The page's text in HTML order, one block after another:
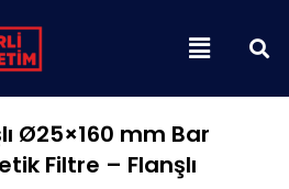
Menu
Ø25×160 mm Bar
Filtre – Flanşlı